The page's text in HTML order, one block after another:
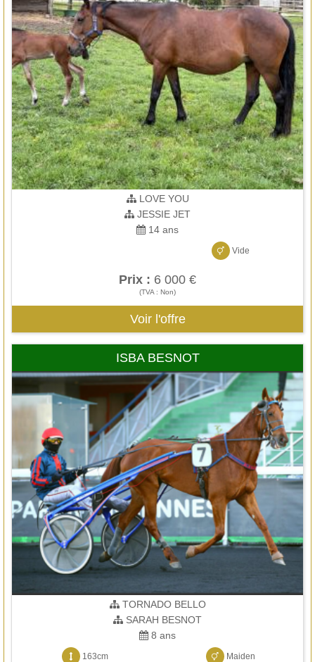
LOVE YOU
JESSIE JET
14 ans
Vide
Prix : 6 000 €
(TVA : Non)
Voir l'offre
ISBA BESNOT
TORNADO BELLO
SARAH BESNOT
8 ans
163cm Maiden